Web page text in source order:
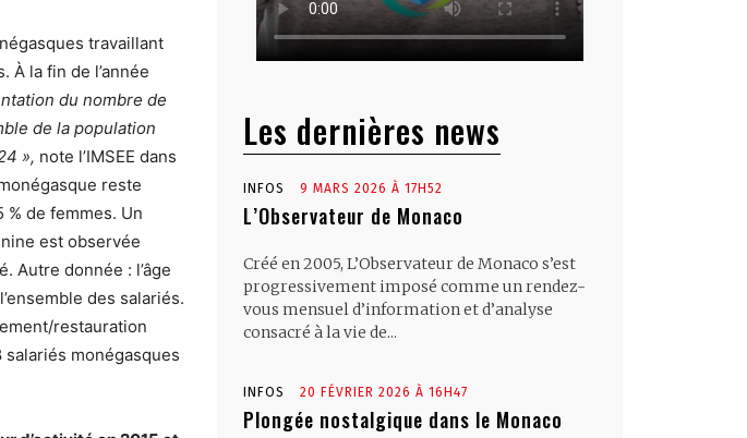
travaillant
la fin de l’année
du nombre de
de la population
», note l’IMSEE dans
reste
de femmes. Un
est observée
Autre donnée : l’âge
des salariés.
restauration
monégasques
Les dernières news
INFOS 9 MARS 2026 À 17H52
L’Observateur de Monaco
Créé en 2005, L’Observateur de Monaco s’est
progressivement imposé comme un rendez-
vous mensuel d’information et d’analyse
consacré à la vie de...
INFOS 20 FÉVRIER 2026 À 16H47
Plongée nostalgique dans le Monaco